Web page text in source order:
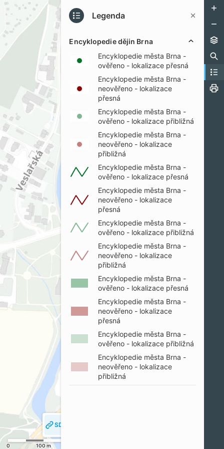
Legenda
Encyklopedie dějin Brna
Encyklopedie města Brna -
ověřeno - lokalizace přesná
Encyklopedie města Brna -
neověřeno - lokalizace
přesná
Encyklopedie města Brna -
ověřeno - lokalizace přibližná
Encyklopedie města Brna -
neověřeno - lokalizace
přibližná
Encyklopedie města Brna -
ověřeno - lokalizace přesná
Encyklopedie města Brna -
neověřeno - lokalizace
přesná
Encyklopedie města Brna -
ověřeno - lokalizace přibližná
Encyklopedie města Brna -
neověřeno - lokalizace
přibližná
Encyklopedie města Brna -
ověřeno - lokalizace přesná
Encyklopedie města Brna -
neověřeno - lokalizace
přesná
Encyklopedie města Brna -
ověřeno - lokalizace přibližná
Encyklopedie města Brna -
neověřeno - lokalizace
přibližná
SDÍLET MAPU
0 100 m